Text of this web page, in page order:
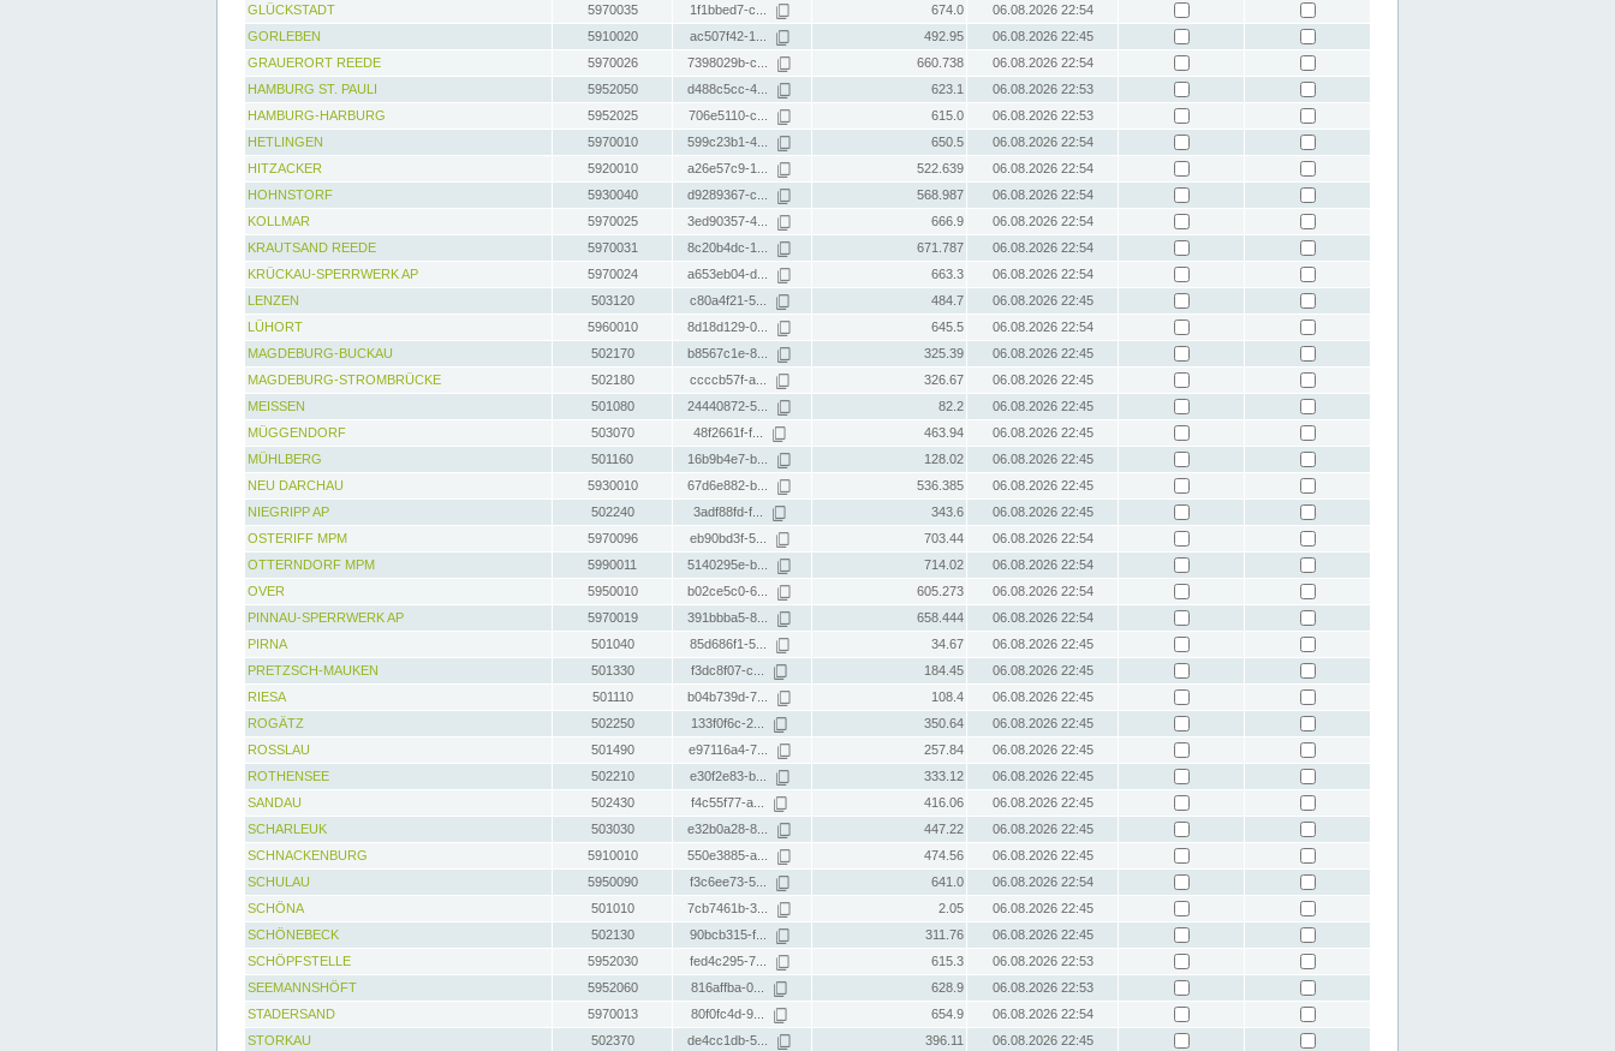
GLÜCKSTADT
5970035 1f1bbed7-c... 674.0
06.08.2026 22:54
GORLEBEN
5910020 ac507f42-1... 492.95
06.08.2026 22:45
GRAUERORT REEDE
5970026 7398029b-c... 660.738
06.08.2026 22:54
HAMBURG ST. PAULI
5952050 d488c5cc-4... 623.1
06.08.2026 22:53
HAMBURG-HARBURG
5952025 706e5110-c... 615.0
06.08.2026 22:53
HETLINGEN
5970010 599c23b1-4... 650.5
06.08.2026 22:54
HITZACKER
5920010 a26e57c9-1... 522.639
06.08.2026 22:54
HOHNSTORF
5930040 d9289367-c... 568.987
06.08.2026 22:54
KOLLMAR
5970025 3ed90357-4... 666.9
06.08.2026 22:54
KRAUTSAND REEDE
5970031 8c20b4dc-1... 671.787
06.08.2026 22:54
KRÜCKAU-SPERRWERK AP
5970024 a653eb04-d... 663.3
06.08.2026 22:54
LENZEN
503120 c80a4f21-5... 484.7
06.08.2026 22:45
LÜHORT
5960010 8d18d129-0... 645.5
06.08.2026 22:54
MAGDEBURG-BUCKAU
502170 b8567c1e-8... 325.39
06.08.2026 22:45
MAGDEBURG-STROMBRÜCKE
502180 ccccb57f-a... 326.67
06.08.2026 22:45
MEISSEN
501080 24440872-5... 82.2
06.08.2026 22:45
MÜGGENDORF
503070 48f2661f-f... 463.94
06.08.2026 22:45
MÜHLBERG
501160 16b9b4e7-b... 128.02
06.08.2026 22:45
NEU DARCHAU
5930010 67d6e882-b... 536.385
06.08.2026 22:45
NIEGRIPP AP
502240 3adf88fd-f... 343.6
06.08.2026 22:45
OSTERIFF MPM
5970096 eb90bd3f-5... 703.44
06.08.2026 22:54
OTTERNDORF MPM
5990011 5140295e-b... 714.02
06.08.2026 22:54
OVER
5950010 b02ce5c0-6... 605.273
06.08.2026 22:54
PINNAU-SPERRWERK AP
5970019 391bbba5-8... 658.444
06.08.2026 22:54
PIRNA
501040 85d686f1-5... 34.67
06.08.2026 22:45
PRETZSCH-MAUKEN
501330 f3dc8f07-c... 184.45
06.08.2026 22:45
RIESA
501110 b04b739d-7... 108.4
06.08.2026 22:45
ROGÄTZ
502250 133f0f6c-2... 350.64
06.08.2026 22:45
ROSSLAU
501490 e97116a4-7... 257.84
06.08.2026 22:45
ROTHENSEE
502210 e30f2e83-b... 333.12
06.08.2026 22:45
SANDAU
502430 f4c55f77-a... 416.06
06.08.2026 22:45
SCHARLEUK
503030 e32b0a28-8... 447.22
06.08.2026 22:45
SCHNACKENBURG
5910010 550e3885-a... 474.56
06.08.2026 22:45
SCHULAU
5950090 f3c6ee73-5... 641.0
06.08.2026 22:54
SCHÖNA
501010 7cb7461b-3... 2.05
06.08.2026 22:45
SCHÖNEBECK
502130 90bcb315-f... 311.76
06.08.2026 22:45
SCHÖPFSTELLE
5952030 fed4c295-7... 615.3
06.08.2026 22:53
SEEMANNSHÖFT
5952060 816affba-0... 628.9
06.08.2026 22:53
STADERSAND
5970013 80f0fc4d-9... 654.9
06.08.2026 22:54
STORKAU
502370 de4cc1db-5... 396.11 06.08.2026 22:45